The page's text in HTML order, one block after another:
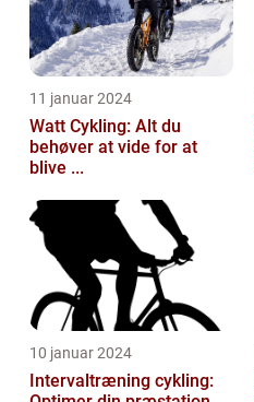
11 januar 2024
Watt Cykling: Alt du
behøver at vide for at
blive ...
10 januar 2024
Intervaltræning cykling: